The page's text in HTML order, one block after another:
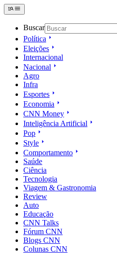
Buscar
Política
Eleições
Internacional
Nacional
Agro
Infra
Esportes
Economia
CNN Money
Inteligência Artificial
Pop
Style
Comportamento
Saúde
Ciência
Tecnologia
Viagem & Gastronomia
Review
Auto
Educação
CNN Talks
Fórum CNN
Blogs CNN
Colunas CNN